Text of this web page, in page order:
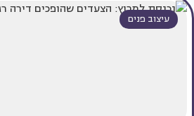
עיצוב פנים